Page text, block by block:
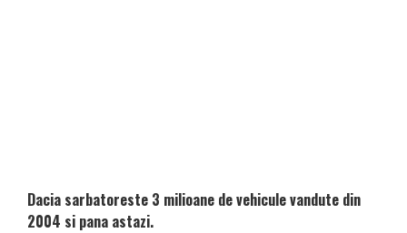
Dacia sarbatoreste 3 milioane de vehicule vandute din
2004 si pana astazi.